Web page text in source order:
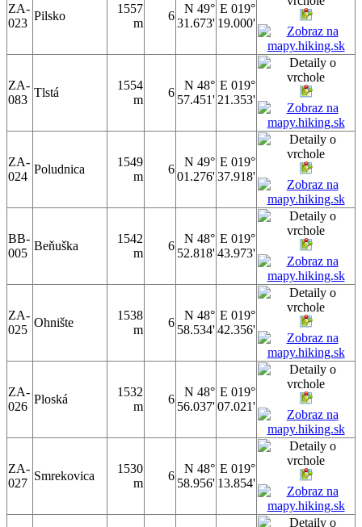
ZA-
023
Pilsko
1557
m
6
N 49°
31.673'
E 019°
19.000'
ZA-
083
Tlstá
1554
m
6
N 48°
57.451'
E 019°
21.353'
ZA-
024
Poludnica
1549
m
6
N 49°
01.276'
E 019°
37.918'
BB-
005
Beňuška
1542
m
6
N 48°
52.818'
E 019°
43.973'
ZA-
025
Ohnište
1538
m
6
N 48°
58.534'
E 019°
42.356'
ZA-
026
Ploská
1532
m
6
N 48°
56.037'
E 019°
07.021'
ZA-
027
Smrekovica
1530
m
6
N 48°
58.956'
E 019°
13.854'